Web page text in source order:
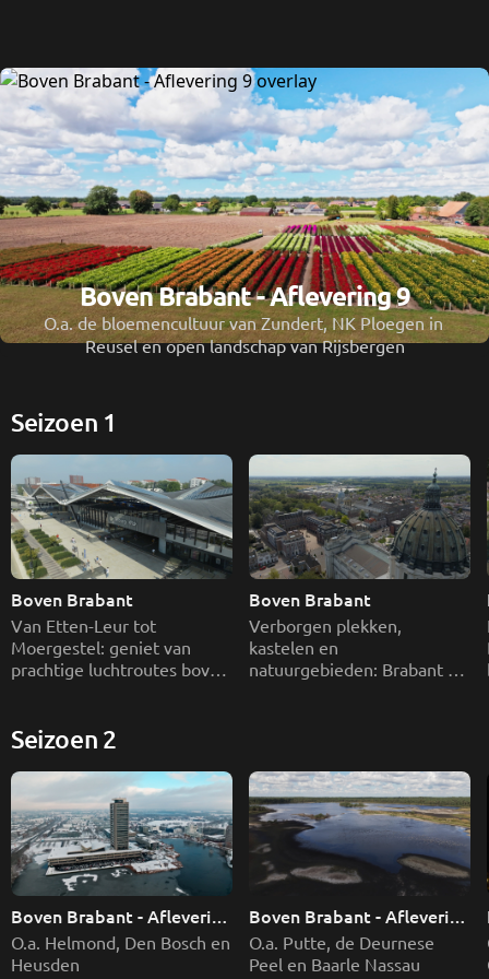
Boven Brabant - Aflevering 9
O.a. de bloemencultuur van Zundert, NK Ploegen in
Reusel en open landschap van Rijsbergen
Seizoen 1
Van Etten-Leur tot
Moergestel: geniet van
prachtige luchtroutes boven
Verborgen plekken,
kastelen en
natuurgebieden: Brabant
Seizoen 2
Boven Brabant - Aflevering
1
O.a. Helmond, Den Bosch en
Heusden
Boven Brabant - Aflevering
2
O.a. Putte, de Deurnese
Peel en Baarle Nassau